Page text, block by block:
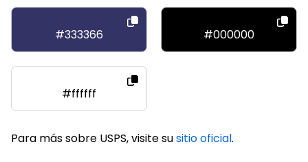
#333366 #000000
#ffffff
Para más sobre USPS, visite susitio oficial.